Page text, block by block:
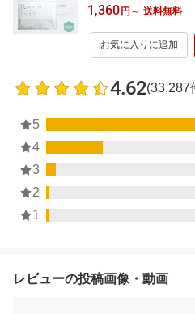
スク パック シートパッ
大容量 日本製 プラセン
1,360円 ～ 送料無料
お気に入りに追加
4.62(33,287
5
4
3
2
1
レビューの投稿画像・動画